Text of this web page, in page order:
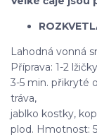
Lahodná vonná
Příprava: 1-2
3-5 min. přikryté
tráva,
jablko kostky,
plod. Hmotnost: